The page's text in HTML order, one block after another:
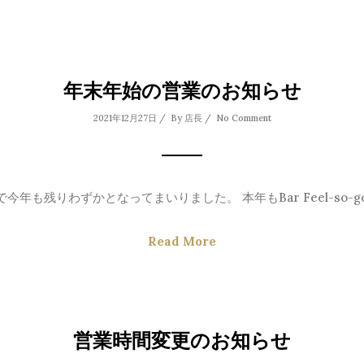
年末年始の営業のお知らせ
2021年12月27日 / By 店長/ No Comment
今年も残りわずかとなってまいりました。 本年もBar Feel-so-
Read More
営業時間変更のお知らせ